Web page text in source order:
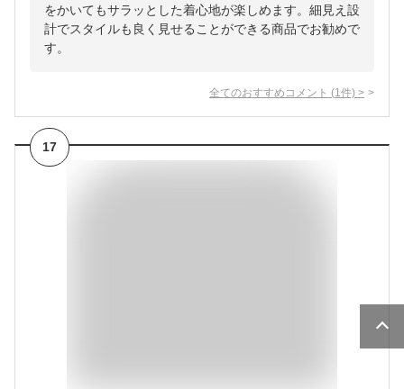
をかいてもサラッとした着心地が楽しめます。細見え設
計でスタイルも良く見せることができる商品でお勧めで
す。
全てのおすすめコメント (1 件) >
17